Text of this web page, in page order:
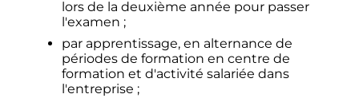
lors de la deuxième année pour passer
l'examen ;
par apprentissage, en alternance de
périodes de formation en centre de
formation et d'activité salariée dans
l'entreprise ;